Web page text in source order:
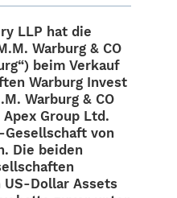
LLP hat die
Warburg & CO
beim Verkauf
Warburg Invest
Warburg & CO
Apex GroupLtd.
von
Die beiden
Dollar Assets